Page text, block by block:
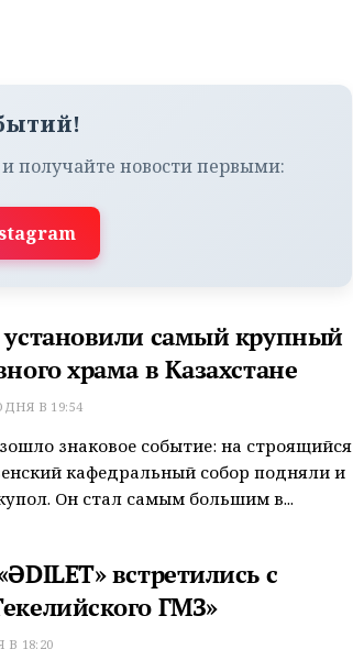
получайте новости первыми:
установили самый крупный
храма в Казахстане
В 19:54
знаковое событие: на строящийся
кафедральный собор подняли и
Он стал самым большим в...
встретились с
ГМЗ»
18:20